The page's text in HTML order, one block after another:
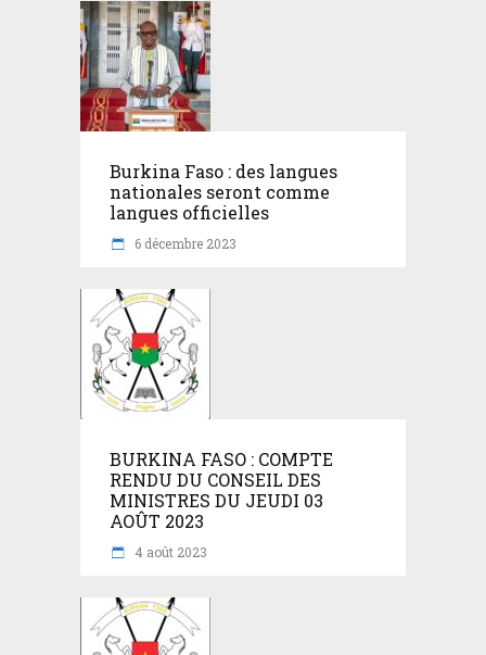
Burkina Faso : des langues
nationales seront comme
langues officielles
6 décembre 2023
BURKINA FASO : COMPTE
RENDU DU CONSEIL DES
MINISTRES DU JEUDI 03
AOÛT 2023
4 août 2023